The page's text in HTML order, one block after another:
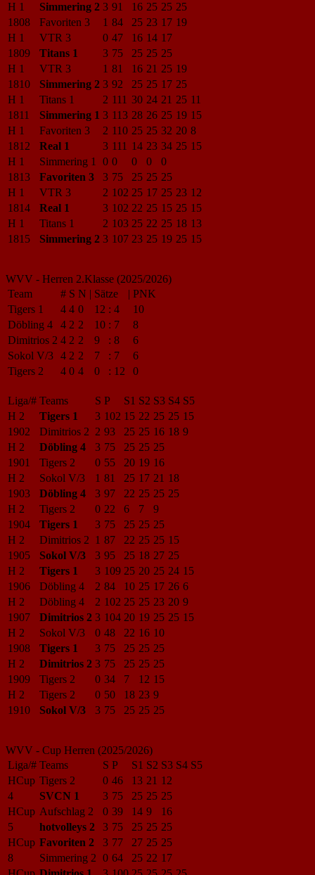
H 1
Simmering 2 3 91 16 25 25 25
1808
Favoriten 3 1 84 25 23 17 19
H 1
VTR 3 0 47 16 14 17
1809
Titans 1 3 75 25 25 25
H 1
VTR 3 1 81 16 21 25 19
1810
Simmering 2 3 92 25 25 17 25
H 1
Titans 1 2 111 30 24 21 25 11
1811
Simmering 1 3 113 28 26 25 19 15
H 1
Favoriten 3 2 110 25 25 32 20 8
1812
Real 1 3 111 14 23 34 25 15
H 1
Simmering 1 0 0 0 0
0
1813
Favoriten 3 3 75 25 25 25
H 1
VTR 3 2 102 25 17 25 23 12
1814
Real 1 3 102 22 25 15 25 15
H 1
Titans 1 2 103 25 22 25 18 13
1815
Simmering 2 3 107 23 25 19 25 15
WVV - Herren 2.Klasse (2025/2026)
Team
# S N | Sätze | PNK
Tigers 1
4 4 0 12 : 4
10
Döbling 4
4 2 2 10 : 7
8
Dimitrios 2 4 2 2 9 : 8
6
Sokol V/3 4 2 2 7 : 7
6
Tigers 2
4 0 4 0 : 12 0
Liga/# Teams S P S1 S2 S3 S4 S5
H 2
Tigers 1 3 102 15 22 25 25 15
1902
Dimitrios 2 2 93 25 25 16 18 9
H 2
Döbling 4 3 75 25 25 25
1901
Tigers 2 0 55 20 19 16
H 2
Sokol V/3 1 81 25 17 21 18
1903
Döbling 4 3 97 22 25 25 25
H 2
Tigers 2 0 22 6 7
9
1904
Tigers 1 3 75 25 25 25
H 2
Dimitrios 2 1 87 22 25 25 15
1905
Sokol V/3 3 95 25 18 27 25
H 2
Tigers 1 3 109 25 20 25 24 15
1906
Döbling 4 2 84 10 25 17 26 6
H 2
Döbling 4 2 102 25 25 23 20 9
1907
Dimitrios 2 3 104 20 19 25 25 15
H 2
Sokol V/3 0 48 22 16 10
1908
Tigers 1 3 75 25 25 25
H 2
Dimitrios 2 3 75 25 25 25
1909
Tigers 2 0 34 7 12 15
H 2
Tigers 2 0 50 18 23 9
1910
Sokol V/3 3 75 25 25 25
WVV - Cup Herren (2025/2026)
Liga/# Teams S P S1 S2 S3 S4 S5
HCup Tigers 2 0 46 13 21 12
4
SVCN 1 3 75 25 25 25
HCup Aufschlag 2 0 39 14 9
16
5
hotvolleys 2 3 75 25 25 25
HCup Favoriten 2 3 77 27 25 25
8
Simmering 2 0 64 25 22 17